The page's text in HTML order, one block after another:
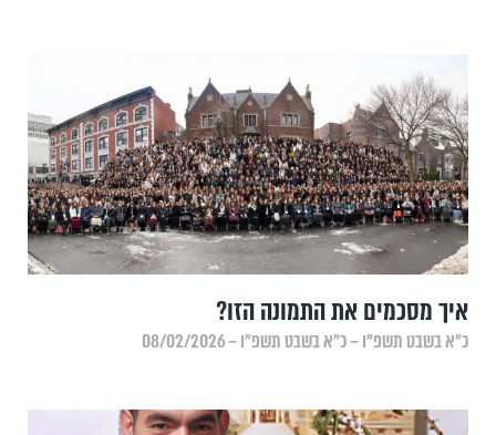
איך מסכמים את התמונה הזו?
כ״א בשבט תשפ״ו – כ״א בשבט תשפ״ו – 08/02/2026